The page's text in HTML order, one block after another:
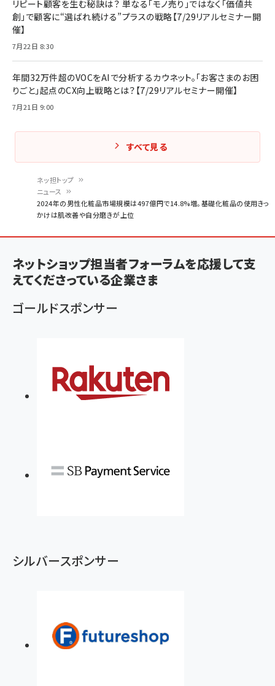
く
ず
ネッ担トップ
ニュース
2024年の男性化粧品市場規模は497億円で14.8%増。基礎化粧品の使用きっ
かけは肌改善や自分磨きが上位
リピート顧客を生む秘訣は？ 単なる「モノ売り」ではなく「価値共
創」で顧客に“選ばれ続ける”プラスの戦略【7/29リアルセミナー開
催】
7月22日 8:30
年間32万件超のVOCをAIで分析するカウネット。「お客さまのお困
りごと」起点のCX向上戦略とは？【7/29リアルセミナー開催】
7月21日 9:00
すべて見る
ネットショップ担当者フォーラムを応援して支
えてくださっている企業さま
ゴールドスポンサー
シルバースポンサー